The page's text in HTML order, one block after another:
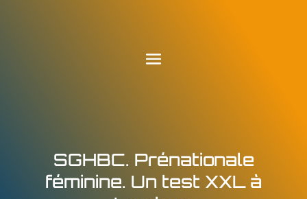
SGHBC. Prénationale
féminine. Un test XXL à